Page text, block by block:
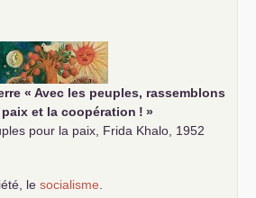
« Avec les peuples, rassemblons
et la coopération ! »
pour la paix, Frida Khalo, 1952
le socialisme